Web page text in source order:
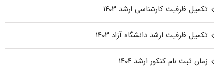
تکمیل ظرفیت کارشناسی ارشد ۱۴۰۳
تکمیل ظرفیت ارشد دانشگاه آزاد ۱۴۰۳
زمان ثبت نام کنکور ارشد ۱۴۰۴